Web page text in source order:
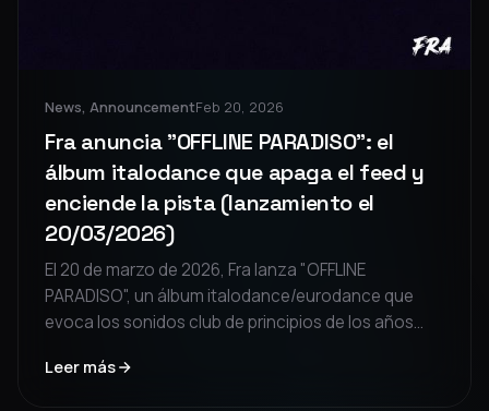
News, AnnouncementFeb 20, 2026
Fra anuncia "OFFLINE PARADISO": el
álbum italodance que apaga el feed y
enciende la pista (lanzamiento el
20/03/2026)
El 20 de marzo de 2026, Fra lanza "OFFLINE
PARADISO", un álbum italodance/eurodance que
evoca los sonidos club de principios de los años
ansiedad de pantalla y la nostalgia de la pista,
Leer más